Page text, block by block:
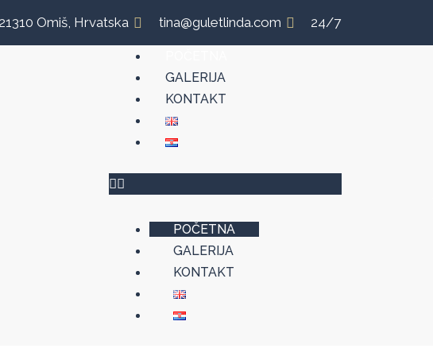
Omiš, Hrvatska tina@guletlinda.com 24/7
GALERIJA
KONTAKT
POČETNA
GALERIJA
KONTAKT